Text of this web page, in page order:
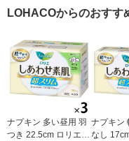
エリエー
LOHACOからのおすす
ナプキン 多い昼用 羽
つき 22.5cm ロリエエ
ナプキン
なし